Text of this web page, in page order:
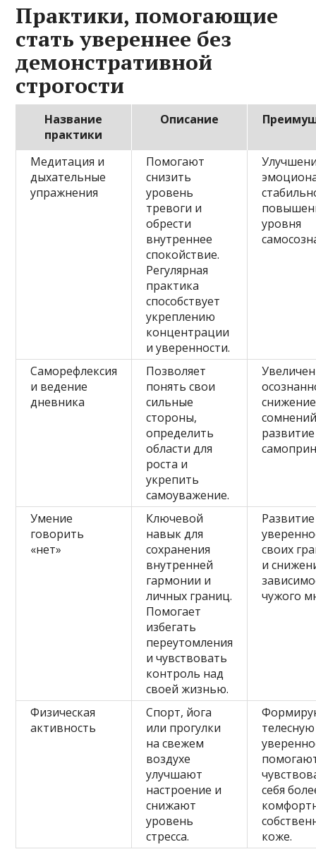
Практики, помогающие
стать увереннее без
демонстративной
строгости
Название
практики
Описание
Медитация и
дыхательные
упражнения
Помогают
снизить
уровень
тревоги и
обрести
внутреннее
спокойствие.
Регулярная
практика
способствует
укреплению
концентрации
и уверенности.
уровня
Саморефлексия
и ведение
дневника
Позволяет
понять свои
сильные
стороны,
определить
области для
роста и
укрепить
самоуважение.
снижение
развитие
Умение
говорить
«нет»
Ключевой
навык для
сохранения
внутренней
гармонии и
личных границ.
Помогает
избегать
переутомления
и чувствовать
контроль над
своей жизнью.
Развитие
своих
и
чужого
Физическая
активность
Спорт, йога
или прогулки
на свежем
воздухе
улучшают
настроение и
снижают
уровень
стресса.
телесную
себя
коже.